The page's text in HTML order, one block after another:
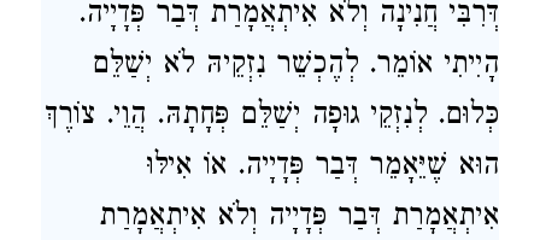
דְּרִבִּי חֲנִינָה וְלֹא אִיתְאֲמָרַת דְּבַר פְּדָיָיה.
הָיִיתִי אוֹמֵר. לְהֶכְשֵׁר נִזְקֵיהּ לֹא יְשַׁלֵּם
כְּלוּם. לְנִזְקֵי גוּפָה יְשַׁלֵּם פְּחָתָהּ. הֲוֵי. צוֹרֶךְ
הוּא שֶׁיֵּאָמֵר דְּבַר פְּדָיָיה. אוֹ אִילּוּ
אִיתְאֲמָרַת דְּבַר פְּדָיָיה וְלֹא אִיתְאֲמָרַת